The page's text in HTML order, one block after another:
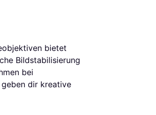
bietet
Bildstabilisierung
bei
geben dir kreative